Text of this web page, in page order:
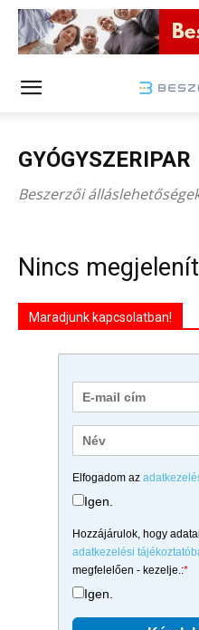
GYÓGYSZERIPAR
Beszerzői
Nincs
Maradjunk kapcsolatban!
Elfogadom az
Igen.
Hozzájárulok, hogy
adatkezelési
megfelelően - kezelje.:*
Igen.